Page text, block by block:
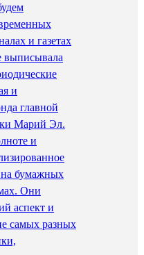
и газетах
выписывала
и
главной
Марий Эл.
и
на бумажных
Они
аспект и
самых разных